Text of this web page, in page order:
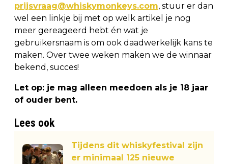
prijsvraag@whiskymonkeys.com, stuur er dan
wel een linkje bij met op welk artikel je nog
meer gereageerd hebt én wat je
gebruikersnaam is om ook daadwerkelijk kans te
maken. Over twee weken maken we de winnaar
bekend, succes!
Let op: je mag alleen meedoen als je 18 jaar
of ouder bent.
Lees ook
Tijdens dit whiskyfestival zijn
er minimaal 125 nieuwe